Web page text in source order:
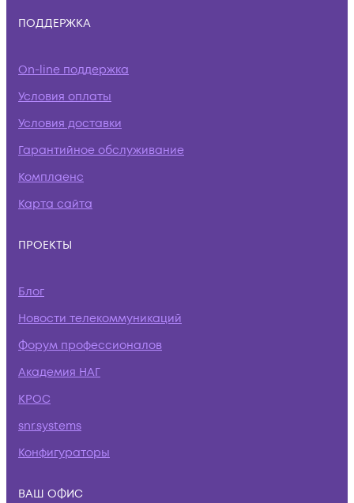
ПОДДЕРЖКА
On-line поддержка
Условия оплаты
Условия доставки
Гарантийное обслуживание
Комплаенс
Карта сайта
ПРОЕКТЫ
Блог
Новости телекоммуникаций
Форум профессионалов
Академия НАГ
КРОС
snr.systems
Конфигураторы
ВАШ ОФИС